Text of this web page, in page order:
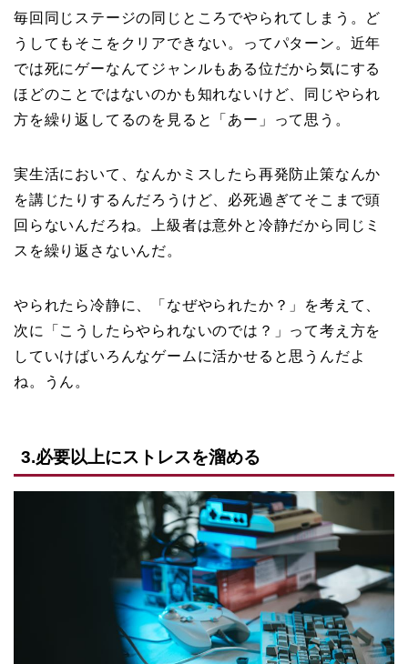
毎回同じステージの同じところでやられてしまう。ど
うしてもそこをクリアできない。ってパターン。近年
では死にゲーなんてジャンルもある位だから気にする
ほどのことではないのかも知れないけど、同じやられ
方を繰り返してるのを見ると「あー」って思う。
実生活において、なんかミスしたら再発防止策なんか
を講じたりするんだろうけど、必死過ぎてそこまで頭
回らないんだろね。上級者は意外と冷静だから同じミ
スを繰り返さないんだ。
やられたら冷静に、「なぜやられたか？」を考えて、
次に「こうしたらやられないのでは？」って考え方を
していけばいろんなゲームに活かせると思うんだよ
ね。うん。
3.必要以上にストレスを溜める